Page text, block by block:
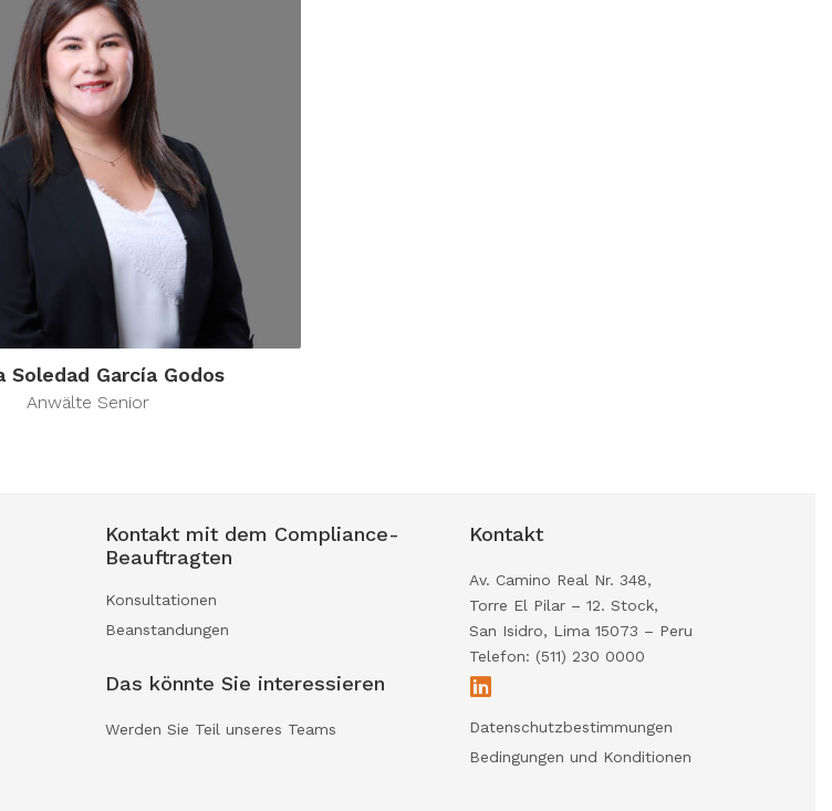
Soledad García Godos
Anwälte Senior
Kontakt mit dem Compliance-
Beauftragten
Konsultationen
Beanstandungen
Das könnte Sie interessieren
Werden Sie Teil unseres Teams
Kontakt
Av. Camino Real Nr. 348,
Torre El Pilar – 12. Stock,
San Isidro, Lima 15073 – Peru
Telefon: (511) 230 0000
Datenschutzbestimmungen
Bedingungen und Konditionen